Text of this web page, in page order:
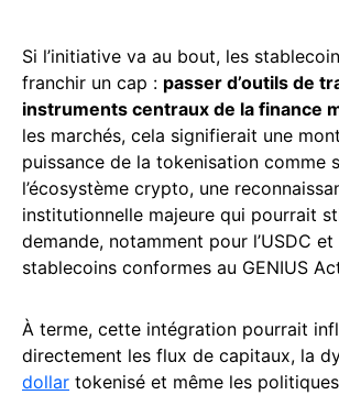
Si l’initiative va au bout, les
franchir un cap : passer d’outils de
instruments centraux de la finance
les marchés, cela signifierait une
puissance de la tokenisation comme
l’écosystème crypto, une
institutionnelle majeure qui pourrait
demande, notamment pour l’USDC et
stablecoins conformes au GENIUS
À terme, cette intégration pourrait
directement les flux de capitaux, la
dollar tokenisé et même les